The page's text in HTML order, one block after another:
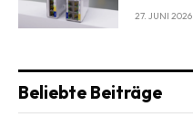
27. JUNI 2026
Beliebte Beiträge